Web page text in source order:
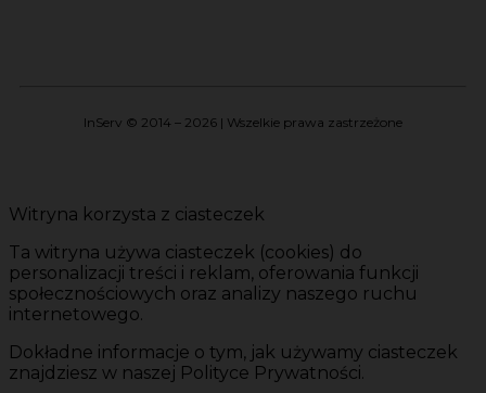
InServ © 2014 – 2026 | Wszelkie prawa zastrzeżone
Witryna korzysta z ciasteczek
Ta witryna używa ciasteczek (cookies) do
personalizacji treści i reklam, oferowania funkcji
społecznościowych oraz analizy naszego ruchu
internetowego.
Dokładne informacje o tym, jak używamy ciasteczek
znajdziesz w naszej Polityce Prywatności.